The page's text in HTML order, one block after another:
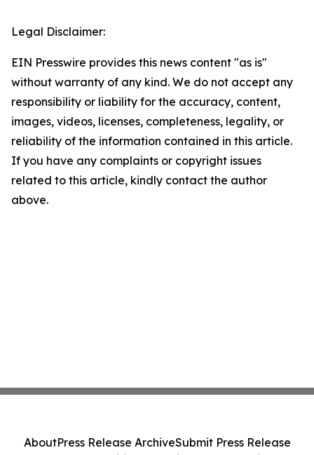
Legal Disclaimer:
EIN Presswire provides this news content "as is"
without warranty of any kind. We do not accept any
responsibility or liability for the accuracy, content,
images, videos, licenses, completeness, legality, or
reliability of the information contained in this article.
If you have any complaints or copyright issues
related to this article, kindly contact the author
above.
AboutPress Release ArchiveSubmit Press Release